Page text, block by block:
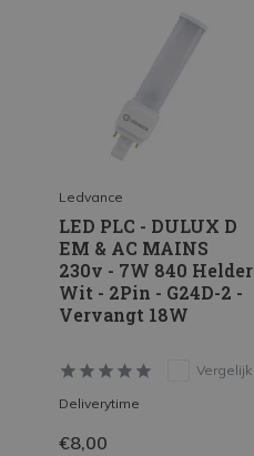
Ledvance
LED PLC - DULUX D
EM & AC MAINS
230v - 7W 840 Helder
Wit - 2Pin - G24D-2 -
Vervangt 18W
Vergelijk
Deliverytime
€8,00